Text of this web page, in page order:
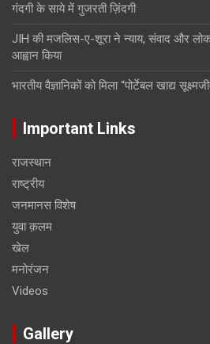
गंदगी के साये में गुजरती ज़िंदगी
JIH की मजलिस-ए-शूरा ने न्याय, संवाद और
आह्वान किया
भारतीय वैज्ञानिकों को मिला “पोर्टेबल खाद्य
Important Links
राजस्थान
राष्ट्रीय
जनमानस विशेष
युवा क़लम
खेल
मनोरंजन
Videos
Gallery